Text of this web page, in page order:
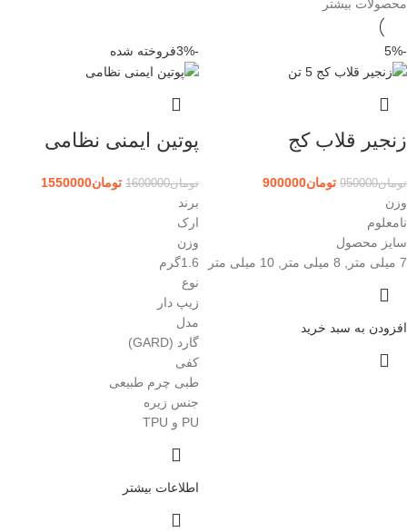
محصولات بیشتر
-5%
زنجیر قلاب کج
تومان950000 تومان900000
وزن
نامعلوم
سایز محصول
7 میلی متر, 8 میلی متر, 10 میلی متر
افزودن به سبد خرید
-3% فروخته شده
پوتین ایمنی نظامی
تومان1600000 تومان1550000
برند
ارک
وزن
1.6گرم
نوع
زیپ دار
مدل
گارد (GARD)
کفی
طبی چرم طبیعی
جنس زیره
PU و TPU
اطلاعات بیشتر